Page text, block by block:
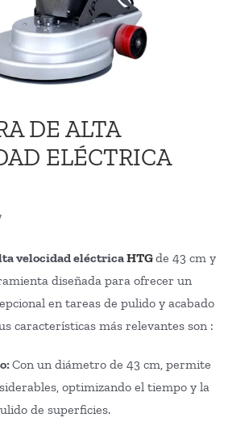
DE ALTA
ELÉCTRICA
velocidad eléctricaHTGde 43 cm y
diseñada para ofrecer un
en tareas de pulido y acabado
características más relevantes son :
Con un diámetro de 43 cm, permite
optimizando el tiempo y la
de superficies.